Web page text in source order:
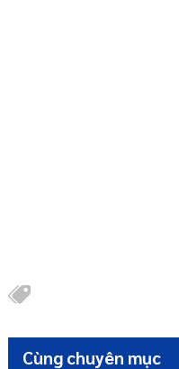
Cùng chuyên mục